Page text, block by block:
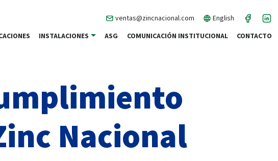
ventas@zincnacional.com
English
INSTALACIONES ASG COMUNICACIÓN INSTITUCIONAL CONTACTO
Nacional